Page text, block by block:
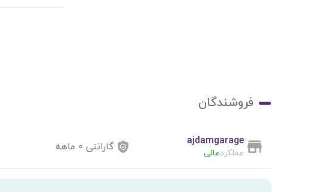
فروشندگان
ajdamgarage
عملکردعالی گارانتی 0 ماهه